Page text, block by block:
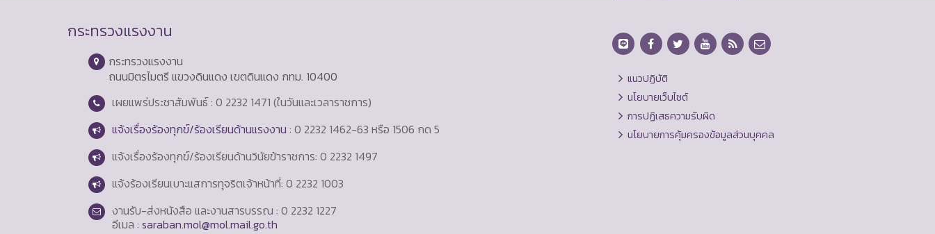
กระทรวงแรงงาน
กระทรวงแรงงาน
ถนนมิตรไมตรี แขวงดินแดง เขตดินแดง กทม. 10400
เผยแพร่ประชาสัมพันธ์ : 0 2232 1471 (ในวันและเวลาราชการ)
แจ้งเรื่องร้องทุกข์/ร้องเรียนด้านแรงงาน : 0 2232 1462-63 หรือ 1506 กด 5
แจ้งเรื่องร้องทุกข์/ร้องเรียนด้านวินัยข้าราชการ: 0 2232 1497
แจ้งร้องเรียนเบาะแสการทุจริตเจ้าหน้าที่: 0 2232 1003
งานรับ-ส่งหนังสือ และงานสารบรรณ : 0 2232 1227
อีเมล : saraban.mol@mol.mail.go.th
แนวปฏิบัติ
นโยบายเว็บไซต์
การปฏิเสธความรับผิด
นโยบายการคุ้มครองข้อมูลส่วนบุคคล